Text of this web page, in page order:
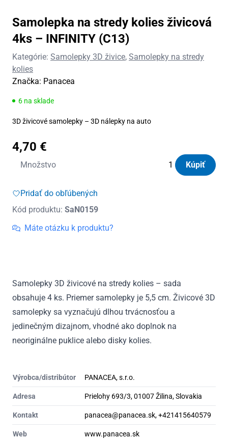
Samolepka na stredy kolies živicová
4ks – INFINITY (C13)
Kategórie: Samolepky 3D živice, Samolepky na stredy
kolies
Značka: Panacea
6 na sklade
3D živicové samolepky – 3D nálepky na auto
4,70 €
Množstvo
množstvo
na
kolies
živicová
Kúpiť
Pridať do obľúbených
Kód produktu: SaN0159
Máte otázku k produktu?
Samolepky 3D živicové na stredy kolies – sada
obsahuje 4 ks. Priemer samolepky je 5,5 cm. Živicové 3D
samolepky sa vyznačujú dlhou trvácnosťou a
jedinečným dizajnom, vhodné ako doplnok na
neoriginálne puklice alebo disky kolies.
Výrobca/distribútor PANACEA, s.r.o.
Adresa Prielohy 693/3, 01007 Žilina, Slovakia
Kontakt panacea@panacea.sk, +421415640579
Web www.panacea.sk